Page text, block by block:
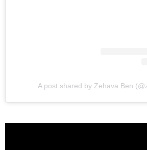
A post shared by Zehava Ben
ראשי